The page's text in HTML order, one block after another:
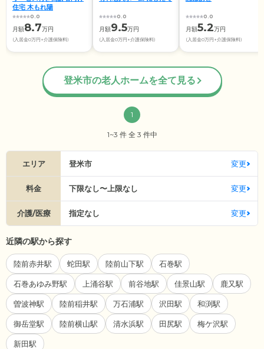
住宅 木もれ陽
0.0
月額8.7万円
(入居金0万円+介護保険料)
0.0
月額9.5万円
(入居金0万円+介護保険料)
0.0
月額5.2万円
(入居金0万円+介護保険料)
登米市の老人ホームを全て見る
1
1~3 件 全 3 件中
エリア 登米市 変更
料金 下限なし〜上限なし 変更
介護/医療 指定なし 変更
近隣の駅から探す
陸前赤井駅 蛇田駅 陸前山下駅 石巻駅
石巻あゆみ野駅 上涌谷駅 前谷地駅 佳景山駅 鹿又駅
曽波神駅 陸前稲井駅 万石浦駅 沢田駅 和渕駅
御岳堂駅 陸前横山駅 清水浜駅 田尻駅 梅ケ沢駅
新田駅